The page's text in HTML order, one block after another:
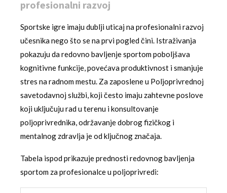
profesionalni razvoj
Sportske igre imaju dublji uticaj na profesionalni razvoj
učesnika nego što se na prvi pogled čini. Istraživanja
pokazuju da redovno bavljenje sportom poboljšava
kognitivne funkcije, povećava produktivnost i smanjuje
stres na radnom mestu. Za zaposlene u Poljoprivrednoj
savetodavnoj službi, koji često imaju zahtevne poslove
koji uključuju rad u terenu i konsultovanje
poljoprivrednika, održavanje dobrog fizičkog i
mentalnog zdravlja je od ključnog značaja.
Tabela ispod prikazuje prednosti redovnog bavljenja
sportom za profesionalce u poljoprivredi: